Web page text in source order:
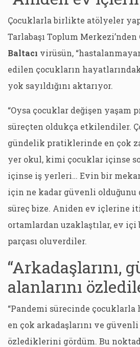
Çocuklarla birlikte atölyeler
Tarlabaşı Toplum Merkezi’nden
Baltacı virüsün,
edilen çocukların
yok sayıldığını aktarıyor.
“Oysa çocuklar değişen yaşam
süreçten oldukça etkilendiler.
gündelik pratiklerinde en çok
yer okul, kimi çocuklar içinse
içinse iş yerleri… Evin bir
için ne kadar güvenli olduğunu
süreç bize. Aniden ev içlerine
ortamlardan uzaklaştılar, ev içi
parçası oluverdiler.
“Arkadaşlarını,
alanlarını
“Pandemi sürecinde çocuklarla
en çok arkadaşlarını ve güvenli
özlediklerini gördüm. Bu